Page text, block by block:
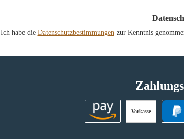
Ich habe die Datenschutzbestimmungenzur Kenntnis
Vorkasse